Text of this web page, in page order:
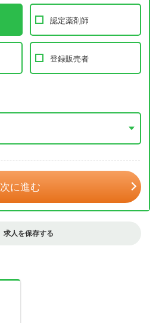
認定薬剤師
登録販売者
次に進む
求人を保存する